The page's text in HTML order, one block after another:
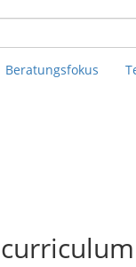
Beratungsfokus